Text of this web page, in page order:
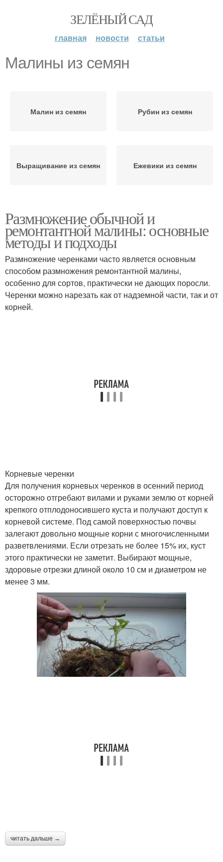
ЗЕЛЁНЫЙ САД
главная новости статьи
Малины из семян
Малин из семян Рубин из семян
Выращивание из семян Ежевики из семян
Размножение обычной и
ремонтантной малины: основные
методы и подходы
Размножение черенками часто является основным
способом размножения ремонтантной малины,
особенно для сортов, практически не дающих поросли.
Черенки можно нарезать как от надземной части, так и от
корней.
Корневые черенки
Для получения корневых черенков в осенний период
осторожно отгребают вилами и руками землю от корней
крепкого отплодоносившего куста и получают доступ к
корневой системе. Под самой поверхностью почвы
залегают довольно мощные корни с многочисленными
разветвлениями. Если отрезать не более 15% их, куст
этого практически не заметит. Выбирают мощные,
здоровые отрезки длиной около 10 см и диаметром не
менее 3 мм.
читать дальше →